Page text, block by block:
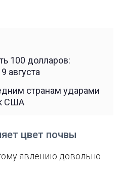
100 долларов:
августа
странам ударами
США
цвет почвы
явлению довольно